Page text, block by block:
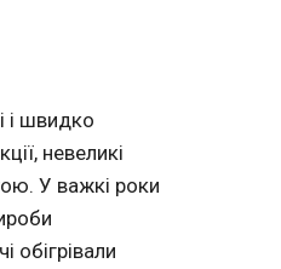
і швидко
невеликі
У важкі роки
обігрівали